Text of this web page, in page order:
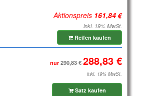
Aktionspreis
inkl. 19% MwSt.
Reifen kaufen
nur
inkl. 19% MwSt.
Satz kaufen